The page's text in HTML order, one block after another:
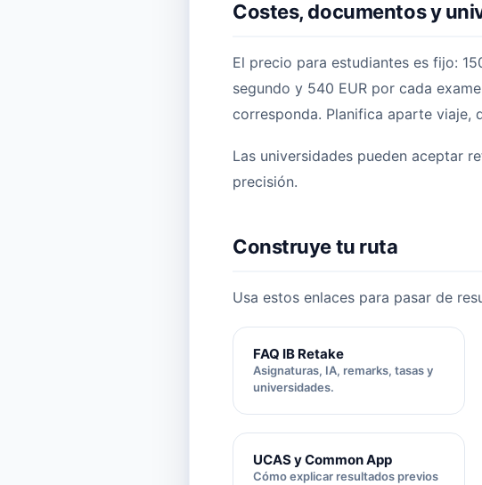
Costes, documentos y
El precio para estudiantes es fijo:
segundo y 540 EUR por cada
corresponda. Planifica aparte viaje,
Las universidades pueden aceptar
precisión.
Construye tu ruta
Usa estos enlaces para pasar de
FAQ IB Retake
Asignaturas, IA, remarks, tasas y
universidades.
UCAS y Common App
Cómo explicar resultados previos